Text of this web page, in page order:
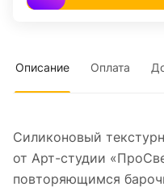
Описание Оплата
Силиконовый
от Арт-студии
повторяющимся